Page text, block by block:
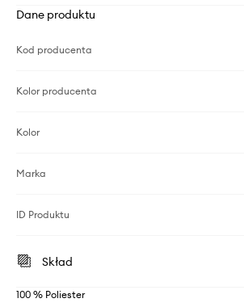
Dane produktu
Kod producenta
Kolor producenta
Kolor
Marka
ID Produktu
Skład
100 % Poliester